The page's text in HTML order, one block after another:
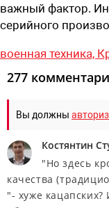
важный фактор.
серийного
военная техника,
277
Вы должны
Костянтин
"Но здесь
качества
"- хуже